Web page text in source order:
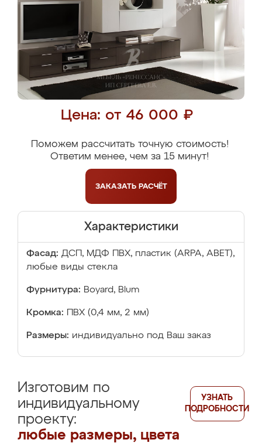
Цена: от 46 000 ₽
Поможем рассчитать точную стоимость!
Ответим менее, чем за 15 минут!
ЗАКАЗАТЬ РАСЧЁТ
Характеристики
Фасад: ДСП, МДФ ПВХ, пластик (ARPA, ABET),
любые виды стекла
Фурнитура: Boyard, Blum
Кромка: ПВХ (0,4 мм, 2 мм)
Размеры: индивидуально под Ваш заказ
Изготовим по
индивидуальному
проекту:
любые размеры, цвета
УЗНАТЬ
ПОДРОБНОСТИ